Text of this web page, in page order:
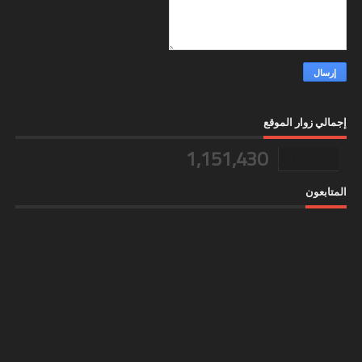
إجمالي زوار الموقع
1,151,430
المتابعون